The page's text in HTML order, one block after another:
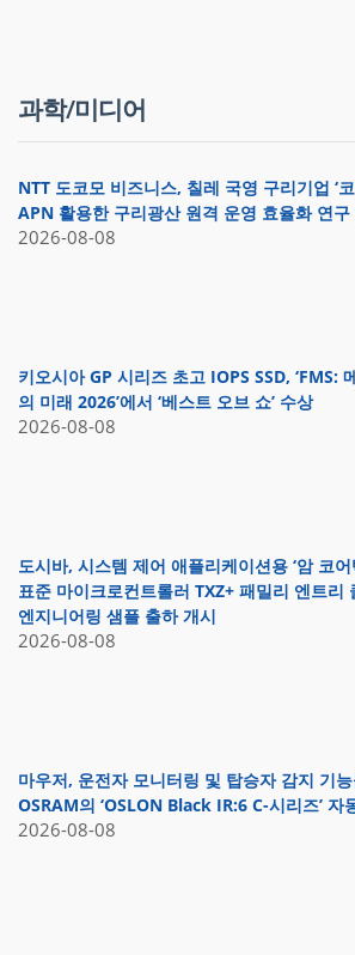
과학/미디어
NTT 도코모 비즈니스, 칠레 국영 구리기업 ‘
APN 활용한 구리광산 원격 운영 효율화 연
2026-08-08
키오시아 GP 시리즈 초고 IOPS SSD, ‘FMS:
의 미래 2026’에서 ‘베스트 오브 쇼’ 수상
2026-08-08
도시바, 시스템 제어 애플리케이션용 ‘암 코
표준 마이크로컨트롤러 TXZ+ 패밀리 엔트리
엔지니어링 샘플 출하 개시
2026-08-08
마우저, 운전자 모니터링 및 탑승자 감지 기
OSRAM의 ‘OSLON Black IR:6 C-시리즈’ 자
2026-08-08